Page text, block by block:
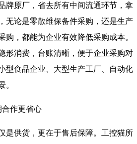
牌原厂，省去所有中间流通环节，拿
无论是零散维保备件采购，还是生产
购，都能为企业有效降低采购成本。
形消费，台账清晰，便于企业采购对
型食品企业、大型生产工厂、自动化
。
合作更省心
是供货，更在于售后保障。工控猫所